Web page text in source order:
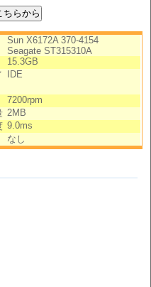
Sun X6172A 370-4154
Seagate ST315310A
15.3GB
IDE
7200rpm
2MB
9.0ms
なし